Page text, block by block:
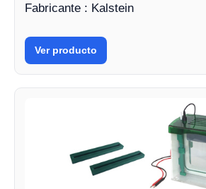
Fabricante : Kalstein
Ver producto